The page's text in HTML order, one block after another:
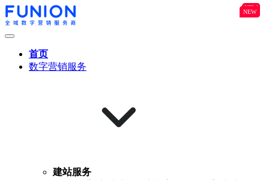
首页
数字营销服务
建站服务
B2B
NEW
NEW
NEW